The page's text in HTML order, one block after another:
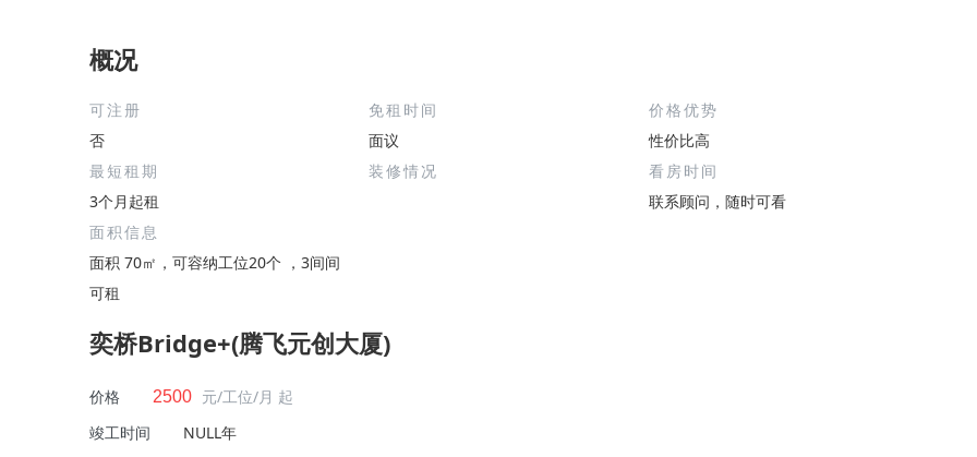
概况
可注册
否
免租时间
面议
价格优势
性价比高
最短租期
3个月起租
装修情况
看房时间
联系顾问，随时可看
面积信息
面积 70㎡，可容纳工位20个 ，3间间
可租
奕桥Bridge+(腾飞元创大厦)
价格 2500 元/工位/月 起
竣工时间
NULL年